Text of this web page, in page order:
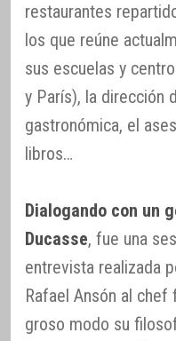
restaurantes
los que reúne
sus escuelas y
y París), la dirección
gastronómica, el
libros…
Dialogando con un
Ducasse, fue una
entrevista realizada
Rafael Ansón al
groso modo su